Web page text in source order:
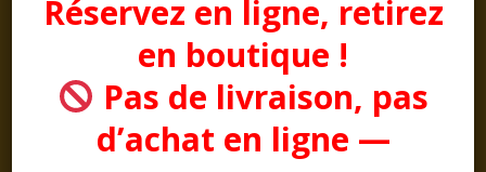
Réservez en ligne, retirez
en boutique !
Pas de livraison, pas
d’achat en ligne —